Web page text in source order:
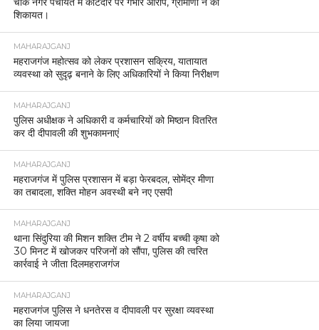
शिकायत।
MAHARAJGANJ
महराजगंज महोत्सव को लेकर प्रशासन सक्रिय, यातायात
व्यवस्था को सुदृढ़ बनाने के लिए अधिकारियों ने किया निरीक्षण
MAHARAJGANJ
पुलिस अधीक्षक ने अधिकारी व कर्मचारियों को मिष्ठान वितरित
कर दी दीपावली की शुभकामनाएं
MAHARAJGANJ
महराजगंज में पुलिस प्रशासन में बड़ा फेरबदल, सोमेंद्र मीणा
का तबादला, शक्ति मोहन अवस्थी बने नए एसपी
MAHARAJGANJ
थाना सिंदुरिया की मिशन शक्ति टीम ने 2 वर्षीय बच्ची कृषा को
30 मिनट में खोजकर परिजनों को सौंपा, पुलिस की त्वरित
कार्रवाई ने जीता दिलमहराजगंज
MAHARAJGANJ
महराजगंज पुलिस ने धनतेरस व दीपावली पर सुरक्षा व्यवस्था
का लिया जायजा